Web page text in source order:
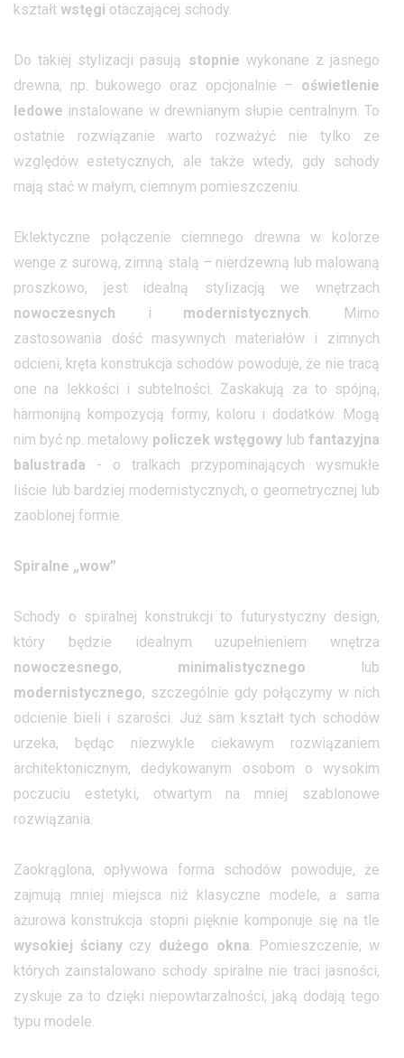
kształt wstęgi otaczającej schody.
Do takiej stylizacji pasują stopnie wykonane z jasnego
drewna, np. bukowego oraz opcjonalnie – oświetlenie
ledowe instalowane w drewnianym słupie centralnym. To
ostatnie rozwiązanie warto rozważyć nie tylko ze
względów estetycznych, ale także wtedy, gdy schody
mają stać w małym, ciemnym pomieszczeniu.
Eklektyczne połączenie ciemnego drewna w kolorze
wenge z surową, zimną stalą – nierdzewną lub malowaną
proszkowo, jest idealną stylizacją we wnętrzach
nowoczesnych i modernistycznych. Mimo
zastosowania dość masywnych materiałów i zimnych
odcieni, kręta konstrukcja schodów powoduje, że nie tracą
one na lekkości i subtelności. Zaskakują za to spójną,
harmonijną kompozycją formy, koloru i dodatków. Mogą
nim być np. metalowy policzek wstęgowy lub fantazyjna
balustrada - o tralkach przypominających wysmukłe
liście lub bardziej modernistycznych, o geometrycznej lub
zaoblonej formie.
Spiralne „wow”
Schody o spiralnej konstrukcji to futurystyczny design,
który będzie idealnym uzupełnieniem wnętrza
nowoczesnego, minimalistycznego lub
modernistycznego, szczególnie gdy połączymy w nich
odcienie bieli i szarości. Już sam kształt tych schodów
urzeka, będąc niezwykle ciekawym rozwiązaniem
architektonicznym, dedykowanym osobom o wysokim
poczuciu estetyki, otwartym na mniej szablonowe
rozwiązania.
Zaokrąglona, opływowa forma schodów powoduje, że
zajmują mniej miejsca niż klasyczne modele, a sama
ażurowa konstrukcja stopni pięknie komponuje się na tle
wysokiej ścianyczy dużego okna. Pomieszczenie, w
których zainstalowano schody spiralne nie traci jasności,
zyskuje za to dzięki niepowtarzalności, jaką dodają tego
typu modele.